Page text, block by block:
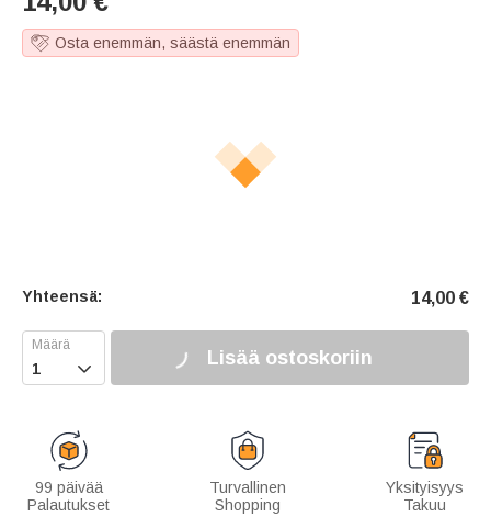
Osta enemmän, säästä enemmän
Yhteensä: 14,00 €
 Lisää ostoskoriin
99 päivää
Palautukset
Turvallinen
Shopping
Yksityisyys
Takuu